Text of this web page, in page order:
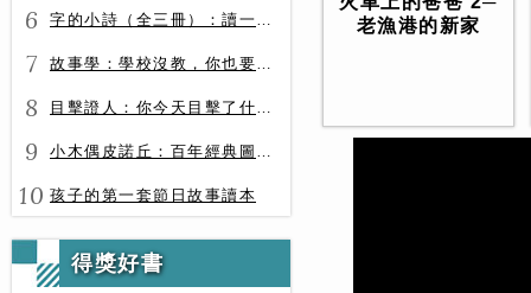
6 字的小詩（全三冊）：讀一首詩，交一個字朋友（字字小宇宙+字字看心情+字字有意思）
7 故事學：學校沒教，你也要會的表達力
8 目擊證人：你今天目擊了什麼？
9 小木偶皮諾丘：百年經典圖文全譯版
10 孩子的第一套節日故事讀本
得獎好書
老漁港的新家